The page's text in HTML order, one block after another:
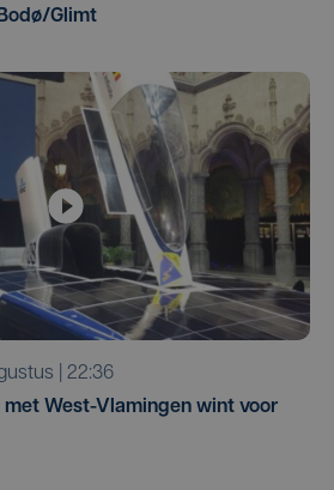
Glimt
| 22:36
met West-Vlamingen wint voor